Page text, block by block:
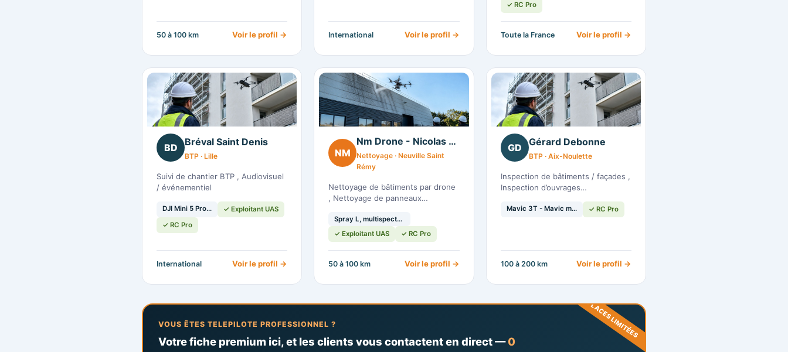
50 à 100 km Voir le profil → International Voir le profil →
✓ RC Pro
Toute la France Voir le profil →
BD
Bréval Saint Denis
BTP · Lille
Suivi de chantier BTP , Audiovisuel
/ événementiel
DJI Mini 5 Pro…
✓ Exploitant UAS
✓ RC Pro
International Voir le profil →
NM
Nm Drone - Nicolas Mamoh
Nettoyage · Neuville Saint
Rémy
Nettoyage de bâtiments par drone
, Nettoyage de panneaux…
Spray L, multispectral…
✓ Exploitant UAS
✓ RC Pro
50 à 100 km Voir le profil →
GD
Gérard Debonne
BTP · Aix-Noulette
Inspection de bâtiments / façades ,
Inspection d’ouvrages…
Mavic 3T - Mavic mini… ✓ RC Pro
100 à 200 km Voir le profil →
PLACES LIMITÉES
VOUS ÊTES TELEPILOTE PROFESSIONNEL ?
Votre fiche premium ici, et les clients vous contactent en direct —0